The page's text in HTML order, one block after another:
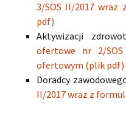
3/SOS II/2017
pdf)
Aktywizacji
ofertowe nr 2/
ofertowym (plik pdf)
Doradcy
II/2017 wraz z